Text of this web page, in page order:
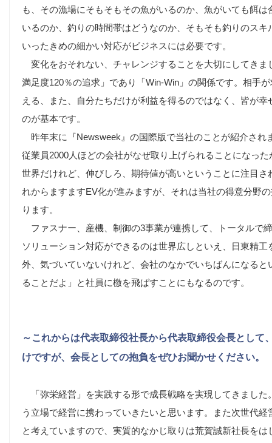
も、その漁場にそもそもその魚がいるのか、魚がいても餌
いるのか、釣りの時間帯はどうなのか、そもそも釣りのス
いったきめの細かい対応がビジネスには必要です。
変化をおそれない、チャレンジすることを大切にしてきま
満足度120％の追求」であり「Win-Win」の関係です。相手
える、また、自分たちだけが利益を得るのではなく、皆が
のが基本です。
昨年末に『Newsweek』の国際版で当社のことが紹介され
従業員2000人ほどの会社がなぜ取り上げられることになっ
世界だけれど、伸びしろ、期待値が高いということに注目
れからますますEV化が進みますが、それは当社の得意分野
ります。
ファスナー、産機、制御の3事業が連携して、トータルで
ソリューション対応ができるのは世界広しといえ、日東精
外、気づいていないけれど、会社のなかでいちばんになる
ることだよ」と社員に檄を飛ばすことにもなるのです。
～これからは代表取締役社長から代表取締役会長として
けですが、会長としての抱負をぜひお聞かせください。
「弥栄経営」を実践する形で成長戦略を実現してきました
う立場で経営に携わっていきたいと思います。また次世代
と考えていますので、実質的なかじ取りは荒賀誠新社長を